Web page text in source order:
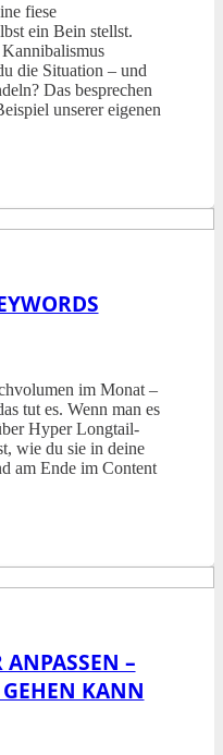
fiese
ein Bein stellst.
die Situation – und
Das besprechen
unserer eigenen
im Monat –
tut es. Wenn man es
Hyper Longtail-
wie du sie in deine
am Ende im Content
ANPASSEN –
KANN